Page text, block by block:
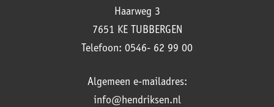
Haarweg 3
7651 KE TUBBERGEN
Telefoon: 0546- 62 99 00
Algemeen e-mailadres:
info@hendriksen.nl